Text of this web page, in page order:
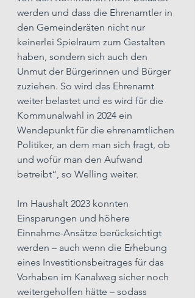
werden und dass die Ehrenamtler in
den Gemeinderäten nicht nur
keinerlei Spielraum zum Gestalten
haben, sondern sich auch den
Unmut der Bürgerinnen und Bürger
zuziehen. So wird das Ehrenamt
weiter belastet und es wird für die
Kommunalwahl in 2024 ein
Wendepunkt für die ehrenamtlichen
Politiker, an dem man sich fragt, ob
und wofür man den Aufwand
betreibt“, so Welling weiter.
Im Haushalt 2023 konnten
Einsparungen und höhere
Einnahme-Ansätze berücksichtigt
werden – auch wenn die Erhebung
eines Investitionsbeitrages für das
Vorhaben im Kanalweg sicher noch
weitergeholfen hätte – sodass